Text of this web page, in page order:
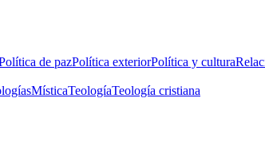
de pazPolítica exteriorPolítica y cultura
MísticaTeologíaTeología cristiana